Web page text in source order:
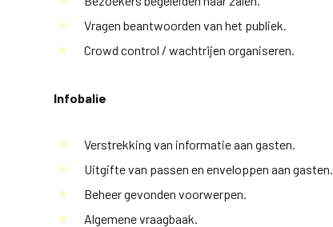
Vragen beantwoorden van het publiek.
Crowd control / wachtrijen organiseren.
Infobalie
Verstrekking van informatie aan gasten.
Uitgifte van passen en enveloppen aan gasten.
Beheer gevonden voorwerpen.
Algemene vraagbaak.